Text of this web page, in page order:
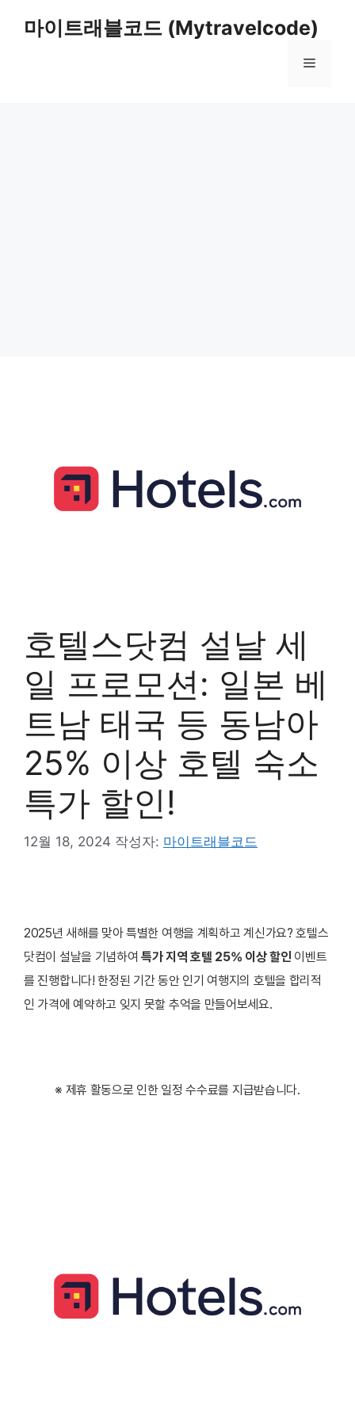
마이트래블코드 (Mytravelcode)
메
호텔스닷컴 설날 세
일 프로모션: 일본 베
트남 태국 등 동남아
25% 이상 호텔 숙소
특가 할인!
12월 18, 2024 작성자: 마이트래블코드
2025년 새해를 맞아 특별한 여행을 계획하고 계신가요? 호텔스
닷컴이 설날을 기념하여특가 지역 호텔 25% 이상 할인 이벤트
를 진행합니다! 한정된 기간 동안 인기 여행지의 호텔을 합리적
인 가격에 예약하고 잊지 못할 추억을 만들어보세요.
※ 제휴 활동으로 인한 일정 수수료를 지급받습니다.